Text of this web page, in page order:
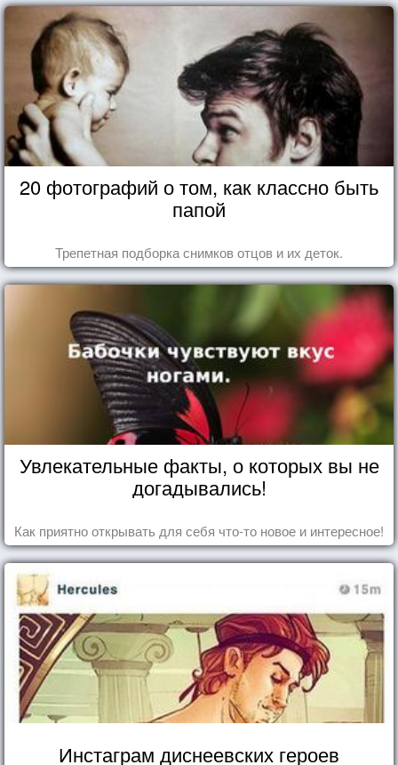
20 фотографий о том, как классно быть
папой
Трепетная подборка снимков отцов и их деток.
Увлекательные факты, о которых вы не
догадывались!
Как приятно открывать для себя что-то новое и интересное!
Инстаграм диснеевских героев